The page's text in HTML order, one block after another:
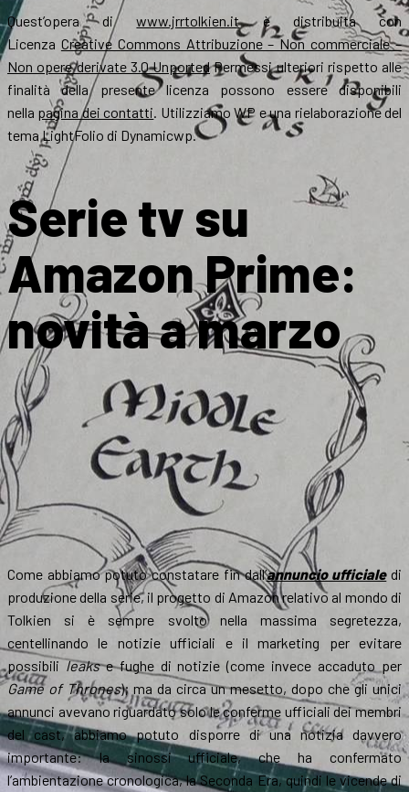
Quest’opera diwww.jrrtolkien.itè distribuita con
Licenza Creative Commons Attribuzione – Non commerciale –
Non opere derivate 3.0 UnportedPermessi ulteriori rispetto alle
finalità della presente licenza possono essere disponibili
nella pagina dei contatti. Utilizziamo WP e una rielaborazione del
tema LightFolio di Dynamicwp.
Serie tv su
Amazon Prime:
novità a marzo
Come abbiamo potuto constatare fin dall’annuncio ufficialedi
produzione della serie, il progetto di Amazon relativo al mondo di
Tolkien si è sempre svolto nella massima segretezza,
centellinando le notizie ufficiali e il marketing per evitare
possibilileakse fughe di notizie (come invece accaduto per
Game of Thrones); ma da circa un mesetto, dopo che gli unici
annunci avevano riguardato solo le conferme ufficiali dei membri
del cast, abbiamo potuto disporre di una notizia davvero
importante: la sinossi ufficiale, che ha confermato
l’ambientazione cronologica, la Seconda Era, quindi le vicende di